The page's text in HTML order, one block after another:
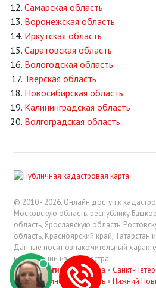
Самарская область
Воронежская область
Иркутская область
Саратовская область
Вологодская область
Тверская область
Новосибирская область
Калининградская область
Волгоградская область
© 2010 - 2026. Онлайн доступ к
Московскую область, республику
область, Ярославскую область,
область, Красноярский край,
Данные носят ознакомительный
информации из росреестра.
В регионах: Москва • Санкт-
Екатеринбург•Казань • Нижний